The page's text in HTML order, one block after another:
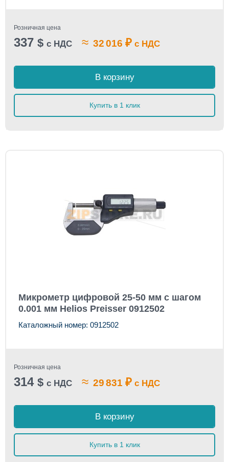
Розничная цена
337 $ с НДС ≈ 32 016 ₽ с НДС
В корзину
Купить в 1 клик
Микрометр цифровой 25-50 мм с шагом
0.001 мм Helios Preisser 0912502
Каталожный номер: 0912502
Розничная цена
314 $ с НДС ≈ 29 831 ₽ с НДС
В корзину
Купить в 1 клик